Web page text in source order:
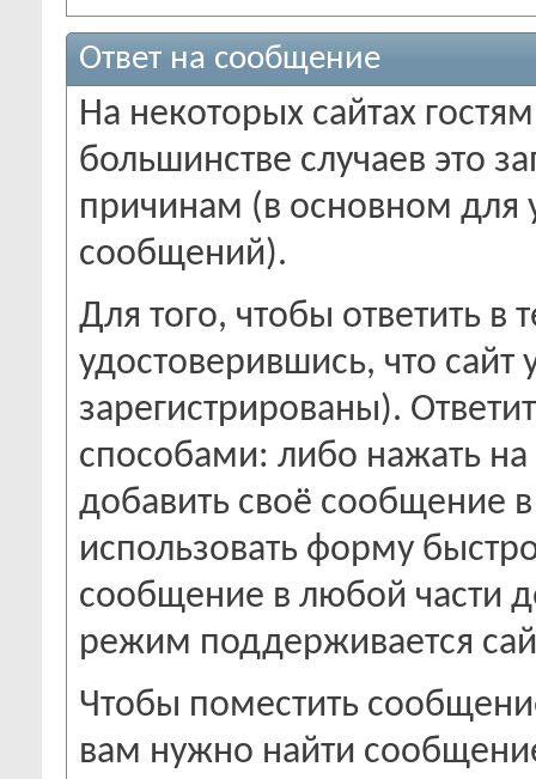
Ответ на сообщение
На некоторых сайтах
большинстве случаев это
причинам (в основном для
сообщений).
Для того, чтобы ответить
удостоверившись, что сайт
зарегистрированы).
способами: либо нажать
добавить своё сообщение
использовать форму
сообщение в любой части
режим поддерживается
Чтобы поместить
вам нужно найти